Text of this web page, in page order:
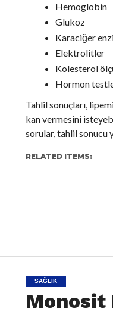
Hemoglobin
Glukoz
Karaciğer
Elektrolitler
Kolesterol
Hormon
Tahlil sonuçları,
kan vermesini
sorular, tahlil sonucu
RELATED ITEMS:
SAĞLIK
Monosit